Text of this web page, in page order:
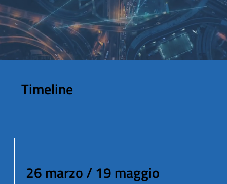
Timeline
26 marzo / 19 maggio